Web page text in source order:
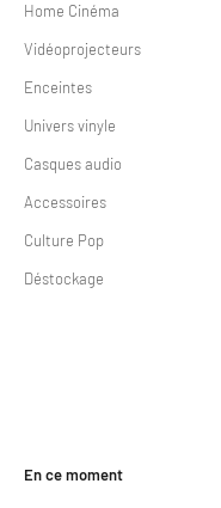
Home Cinéma
Vidéoprojecteurs
Enceintes
Univers vinyle
Casques audio
Accessoires
Culture Pop
Déstockage
En ce moment